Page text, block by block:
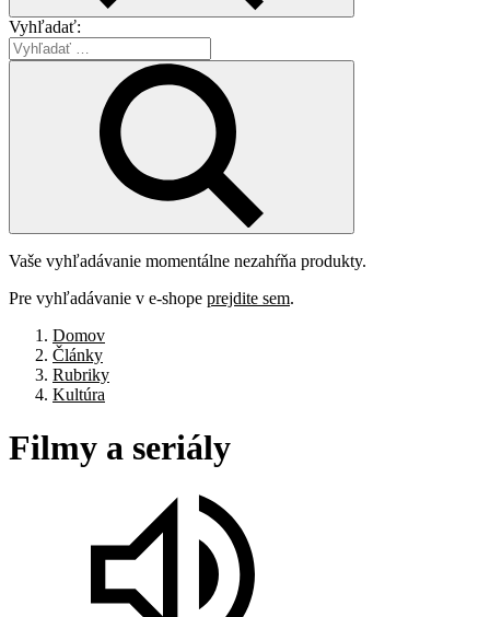
Vyhľadať:
Vaše vyhľadávanie momentálne nezahŕňa produkty.
Pre vyhľadávanie v e-shope prejdite sem.
Domov
Články
Rubriky
Kultúra
Filmy a seriály